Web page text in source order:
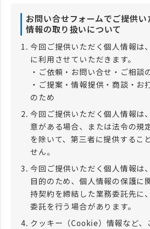
お問い合せフォームでご提供
情報の取り扱いについて
今回ご提供いただく個人情報は
に利用させていただきます。
・ご依頼・お問い合せ・ご相談
・ご提案・情報提供・商談・お
のため
今回ご提供いただく個人情報は
意がある場合、または法令の規
を除いて、第三者に提供するこ
せん。
今回ご提供いただく個人情報は
目的のため、個人情報の保護に
持契約を締結した業務委託先に
委託を行う場合があります。
クッキー（Cookie）情報など、